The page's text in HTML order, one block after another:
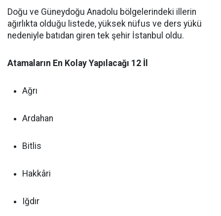
Doğu ve Güneydoğu Anadolu bölgelerindeki illerin
ağırlıkta olduğu listede, yüksek nüfus ve ders yükü
nedeniyle batıdan giren tek şehir İstanbul oldu.
Atamaların En Kolay Yapılacağı 12 İl
Ağrı
Ardahan
Bitlis
Hakkâri
Iğdır